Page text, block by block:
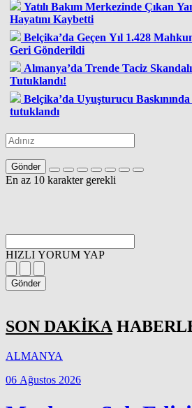
Yatılı Bakım Merkezinde Çıkan
Hayatını Kaybetti
Belçika’da Geçen Yıl 1.428
Geri Gönderildi
Almanya’da Trende Taciz
Tutuklandı!
Belçika’da Uyuşturucu
tutuklandı
Gönder
En az 10 karakter gerekli
HIZLI YORUM YAP
Gönder
SON DAKİKA
ALMANYA
06 Ağustos 2026